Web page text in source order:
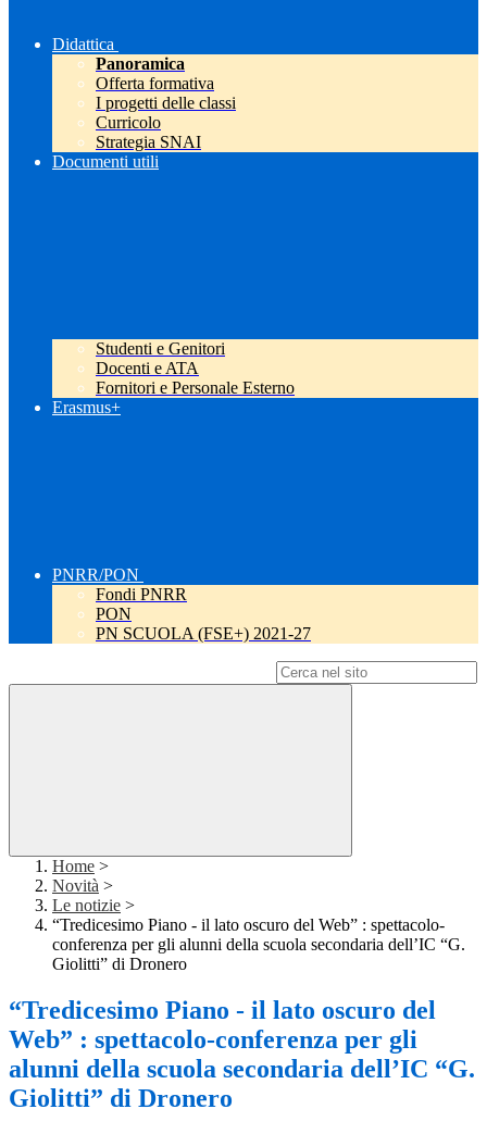
Didattica
Panoramica
Offerta formativa
I progetti delle classi
Curricolo
Strategia SNAI
Documenti utili
Studenti e Genitori
Docenti e ATA
Fornitori e Personale Esterno
Erasmus+
PNRR/PON
Fondi PNRR
PON
PN SCUOLA (FSE+) 2021-27
Home >
Novità >
Le notizie >
“Tredicesimo Piano - il lato oscuro del Web” : spettacolo-
conferenza per gli alunni della scuola secondaria dell’IC “G.
Giolitti” di Dronero
“Tredicesimo Piano - il lato oscuro del
Web” : spettacolo-conferenza per gli
alunni della scuola secondaria dell’IC “G.
Giolitti” di Dronero